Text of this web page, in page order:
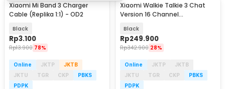
Xiaomi Mi Band 3 Charger
Cable (Replika 1:1) - OD2
Black
Rp3.100
Rp13.900 78%
Online JKTP
JKTB
JKTU
TGR CKP
PBKS
PDPK
Xiaomi Walkie Talkie 3 Chat
Version 16 Channel
XMDJJA01FY
Black
Rp249.900
Rp342.900 28%
Online JKTP
JKTB
JKTU
TGR CKP
PBKS
PDPK